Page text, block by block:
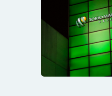
OURO
ST
MULHERES
HOMEST
HOME